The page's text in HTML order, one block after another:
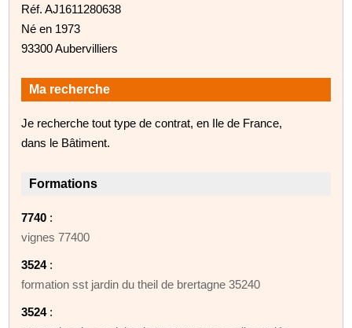
Réf. AJ1611280638
Né en 1973
93300 Aubervilliers
Ma recherche
Je recherche tout type de contrat, en Ile de France,
dans le Bâtiment.
Formations
7740 :
vignes 77400
3524:
formation sst jardin du theil de brertagne 35240
3524: